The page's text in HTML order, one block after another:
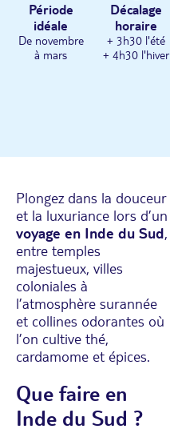
Période
idéale
De novembre
à mars
Décalage
horaire
+ 3h30 l'été
+ 4h30 l'hiver
Plongez dans la douceur
et la luxuriance lors d’un
voyage en Inde du Sud,
entre temples
majestueux, villes
coloniales à
l’atmosphère surannée
et collines odorantes où
l’on cultive thé,
cardamome et épices.
Que faire en
Inde du Sud ?